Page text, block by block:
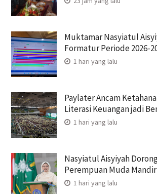
Muktamar Nasyiatul
Formatur Periode 2026-
1 hari yang lalu
Paylater Ancam
Literasi Keuangan jadi
1 hari yang lalu
Nasyiatul Aisyiyah
Perempuan Muda
1 hari yang lalu